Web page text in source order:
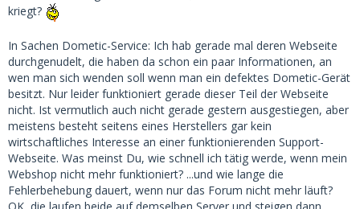
kriegt?
In Sachen Dometic-Service: Ich hab gerade mal deren Webseite
durchgenudelt, die haben da schon ein paar Informationen, an
wen man sich wenden soll wenn man ein defektes Dometic-Gerät
besitzt. Nur leider funktioniert gerade dieser Teil der Webseite
nicht. Ist vermutlich auch nicht gerade gestern ausgestiegen, aber
meistens besteht seitens eines Herstellers gar kein
wirtschaftliches Interesse an einer funktionierenden Support-
Webseite. Was meinst Du, wie schnell ich tätig werde, wenn mein
Webshop nicht mehr funktioniert? ...und wie lange die
Fehlerbehebung dauert, wenn nur das Forum nicht mehr läuft?